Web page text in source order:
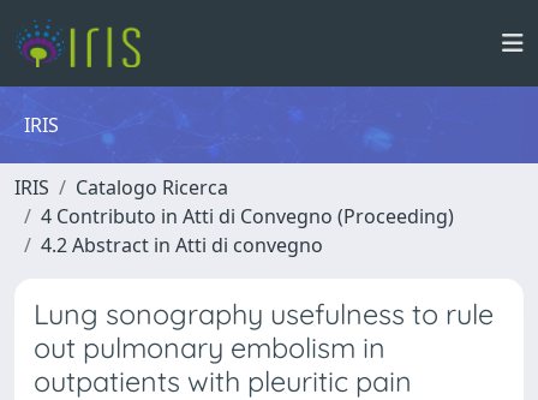
IRIS
IRIS
Catalogo Ricerca
4 Contributo in Atti di Convegno (Proceeding)
4.2 Abstract in Atti di convegno
Lung sonography usefulness to rule
out pulmonary embolism in
outpatients with pleuritic pain